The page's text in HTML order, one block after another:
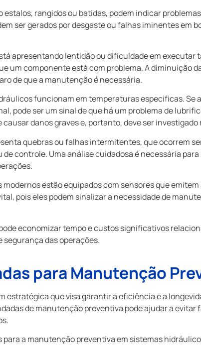
estalos, rangidos ou batidas, podem indicar
ser gerados por desgaste ou falhas iminentes em
apresentando lentidão ou dificuldade em executar
um componente está com problema. A diminuição
de que a manutenção é necessária.
funcionam em temperaturas específicas. Se
pode ser um sinal de que há um problema de
danos graves e, portanto, deve ser investigado
quebras ou falhas intermitentes, que ocorrem
controle. Uma análise cuidadosa é necessária
modernos estão equipados com sensores que emitem
pois eles podem sinalizar a necessidade de
economizar tempo e custos significativos
das operações.
para Manutenção
estratégica que visa garantir a eficiência e a
de manutenção preventiva pode ajudar a evitar
a manutenção preventiva em sistemas